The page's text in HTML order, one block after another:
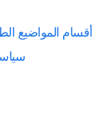
أقسام المواضيع